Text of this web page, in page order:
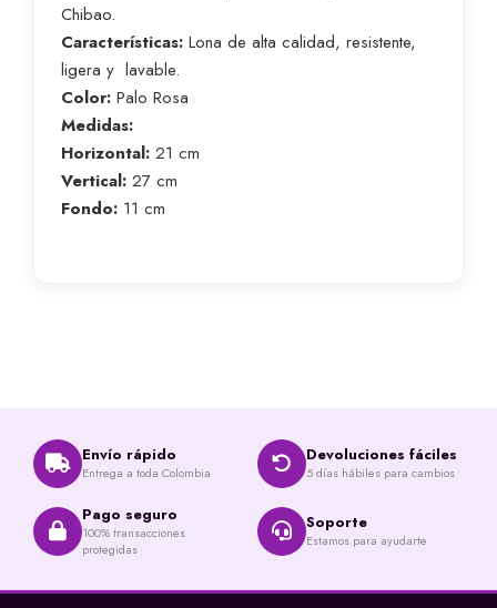
Chibao.
Características: Lona de alta calidad, resistente,
ligera y lavable.
Color: Palo Rosa
Medidas:
Horizontal: 21 cm
Vertical: 27 cm
Fondo: 11 cm
Envío rápido
Entrega a toda Colombia
Devoluciones fáciles
5 días hábiles para cambios
Pago seguro
100% transacciones
protegidas
Soporte
Estamos para ayudarte